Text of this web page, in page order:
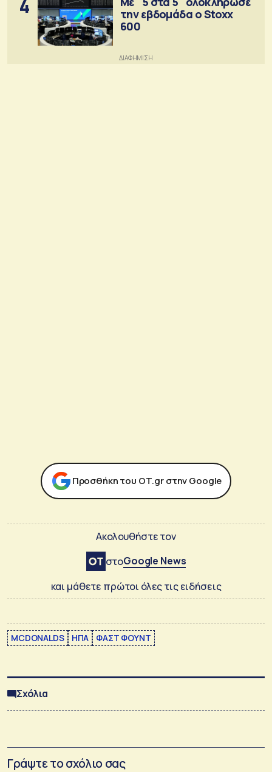
4
την εβδομάδα ο Stoxx
600
Προσθήκη του ΟΤ.gr στην Google
Ακολουθήστε τον
στοGoogle News
και μάθετε πρώτοι όλες τις ειδήσεις
MCDONALDS ΗΠΑ ΦΑΣΤ ΦΟΥΝΤ
Σχόλια
Γράψτε το σχόλιο σας